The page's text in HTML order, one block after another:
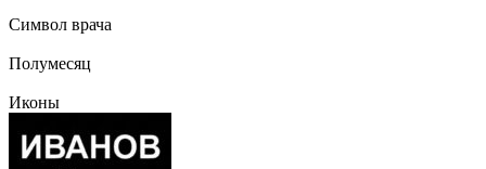
Символ врача
Полумесяц
Иконы